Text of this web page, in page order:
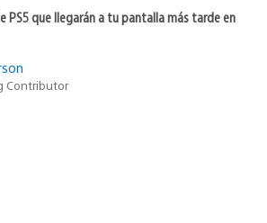
PS5 que llegarán a tu pantalla más tarde en
Contributor